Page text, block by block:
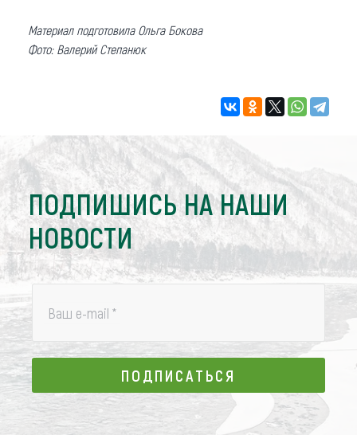
Материал подготовила Ольга Бокова
Фото: Валерий Степанюк
ПОДПИШИСЬ НА НАШИ
НОВОСТИ
Ваш e-mail *
ПОДПИСАТЬСЯ
ПОДПИСАТЬСЯ